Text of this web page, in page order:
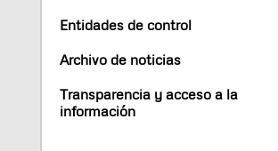
Entidades de control
Archivo de noticias
Transparencia y acceso a la
información